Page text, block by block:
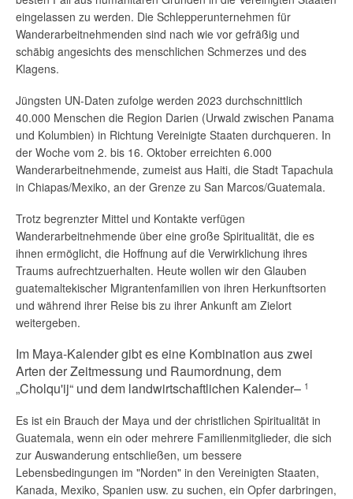
eingelassen zu werden. Die Schlepperunternehmen für
Wanderarbeitnehmenden sind nach wie vor gefräßig und
schäbig angesichts des menschlichen Schmerzes und des
Klagens.
Jüngsten UN-Daten zufolge werden 2023 durchschnittlich
40.000 Menschen die Region Darien (Urwald zwischen Panama
und Kolumbien) in Richtung Vereinigte Staaten durchqueren. In
der Woche vom 2. bis 16. Oktober erreichten 6.000
Wanderarbeitnehmende, zumeist aus Haiti, die Stadt Tapachula
in Chiapas/Mexiko, an der Grenze zu San Marcos/Guatemala.
Trotz begrenzter Mittel und Kontakte verfügen
Wanderarbeitnehmende über eine große Spiritualität, die es
ihnen ermöglicht, die Hoffnung auf die Verwirklichung ihres
Traums aufrechtzuerhalten. Heute wollen wir den Glauben
guatemaltekischer Migrantenfamilien von ihren Herkunftsorten
und während ihrer Reise bis zu ihrer Ankunft am Zielort
weitergeben.
Im Maya-Kalender gibt es eine Kombination aus zwei
Arten der Zeitmessung und Raumordnung, dem
„Cholqu'ij“ und dem landwirtschaftlichen Kalender– 1
Es ist ein Brauch der Maya und der christlichen Spiritualität in
Guatemala, wenn ein oder mehrere Familienmitglieder, die sich
zur Auswanderung entschließen, um bessere
Lebensbedingungen im "Norden" in den Vereinigten Staaten,
Kanada, Mexiko, Spanien usw. zu suchen, ein Opfer darbringen,